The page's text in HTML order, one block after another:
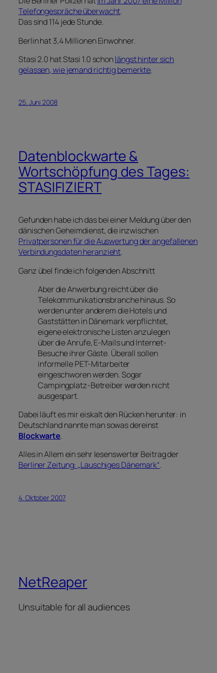
Telefongespräche überwacht.
Das sind 114 jede Stunde.
Berlin hat 3,4 Millionen Einwohner.
Stasi 2.0 hat Stasi 1.0 schonlängst hinter sich
gelassen, wie jemand richtig bemerkte.
25. Juni 2008
Datenblockwarte &
Wortschöpfung des Tages:
STASIFIZIERT
Gefunden habe ich das bei einer Meldung über den
dänischen Geheimdienst, die inzwischen
Privatpersonen für die Auswertung der angefallenen
Verbindungsdaten heranzieht.
Ganz übel finde ich folgenden Abschnitt
Aber die Anwerbung reicht über die
Telekommunikationsbranche hinaus. So
werden unter anderem die Hotels und
Gaststätten in Dänemark verpflichtet,
eigene elektronische Listen anzulegen
über die Anrufe, E-Mails und Internet-
Besuche ihrer Gäste. Überall sollen
informelle PET-Mitarbeiter
eingeschworen werden. Sogar
Campingplatz-Betreiber werden nicht
ausgespart.
Dabei läuft es mir eiskalt den Rücken herunter: in
Deutschland nannte man sowas dereinst
Blockwarte.
Alles in Allem ein sehr lesenswerter Beitrag der
Berliner Zeitung: „Lauschiges Dänemark“.
4. Oktober 2007
NetReaper
Unsuitable for all audiences